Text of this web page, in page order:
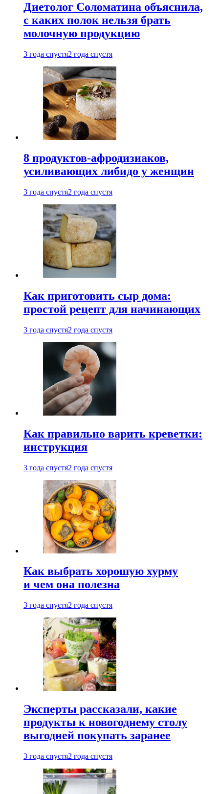
Диетолог Соломатина объяснила,
с каких полок нельзя брать
молочную продукцию
3 года спустя2 года спустя
8 продуктов-афродизиаков,
усиливающих либидо у женщин
3 года спустя2 года спустя
Как приготовить сыр дома:
простой рецепт для начинающих
3 года спустя2 года спустя
Как правильно варить креветки:
инструкция
3 года спустя2 года спустя
Как выбрать хорошую хурму
и чем она полезна
3 года спустя2 года спустя
Эксперты рассказали, какие
продукты к новогоднему столу
выгодней покупать заранее
3 года спустя2 года спустя